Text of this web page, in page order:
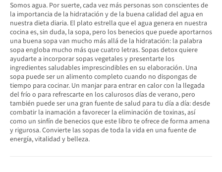
Somos agua. Por suerte, cada vez más personas son conscientes de
la importancia de la hidratación y de la buena calidad del agua en
nuestra dieta diaria. El plato estrella que el agua genera en nuestra
cocina es, sin duda, la sopa, pero los benecios que puede aportarnos
una buena sopa van mucho más allá de la hidratación: la palabra
sopa engloba mucho más que cuatro letras. Sopas detox quiere
ayudarte a incorporar sopas vegetales y presentarte los
ingredientes saludables imprescindibles en su elaboración. Una
sopa puede ser un alimento completo cuando no dispongas de
tiempo para cocinar. Un manjar para entrar en calor con la llegada
del frío o para refrescarte en los calurosos días de verano, pero
también puede ser una gran fuente de salud para tu día a día: desde
combatir la inamación a favorecer la eliminación de toxinas, así
como un sinfín de benecios que este libro te ofrece de forma amena
y rigurosa. Convierte las sopas de toda la vida en una fuente de
energía, vitalidad y belleza.